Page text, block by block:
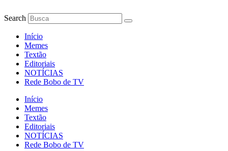
para
conteúdo
Search
Início
Memes
Textão
Editoriais
NOTÍCIAS
Rede Bobo de TV
Início
Memes
Textão
Editoriais
NOTÍCIAS
Rede Bobo de TV